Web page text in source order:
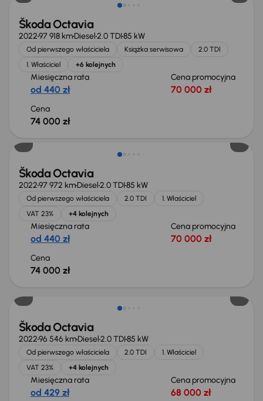
Škoda Octavia
202297 918 kmDiesel2.0 TDI85 kW
Od pierwszego właściciela Książka serwisowa
2.0 TDI
1. Właściciel
+6 kolejnych
Miesięczna rata
od 440 zł
Cena promocyjna
70 000 zł
Cena
74 000 zł
Škoda Octavia
202297 972 kmDiesel2.0 TDI85 kW
Od pierwszego właściciela 2.0 TDI
1. Właściciel
VAT 23%
+4 kolejnych
Miesięczna rata
od 440 zł
Cena promocyjna
70 000 zł
Cena
74 000 zł
Škoda Octavia
202296 546 kmDiesel2.0 TDI85 kW
Od pierwszego właściciela 2.0 TDI
1. Właściciel
VAT 23%
+4 kolejnych
Miesięczna rata
od 429 zł
Cena promocyjna
68 000 zł